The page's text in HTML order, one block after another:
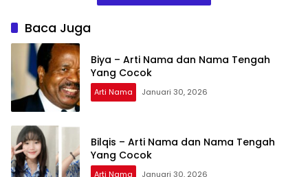
Baca Juga
Biya – Arti Nama dan Nama Tengah
Yang Cocok
Arti Nama Januari 30, 2026
Bilqis – Arti Nama dan Nama Tengah
Yang Cocok
Arti Nama Januari 30, 2026